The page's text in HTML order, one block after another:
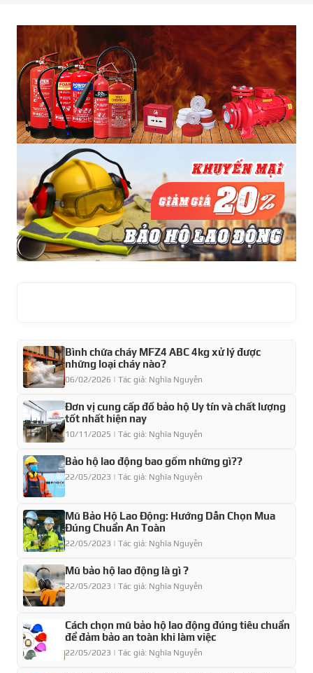
Bình chữa cháy MFZ4 ABC 4kg xử lý được
những loại cháy nào?
06/02/2026 | Tác giả: Nghĩa Nguyễn
Đơn vị cung cấp đồ bảo hộ Uy tín và chất lượng
tốt nhất hiện nay
10/11/2025 | Tác giả: Nghĩa Nguyễn
Bảo hộ lao động bao gồm những gì??
22/05/2023 | Tác giả: Nghĩa Nguyễn
Mũ Bảo Hộ Lao Động: Hướng Dẫn Chọn Mua
Đúng Chuẩn An Toàn
22/05/2023 | Tác giả: Nghĩa Nguyễn
Mũ bảo hộ lao động là gì ?
22/05/2023 | Tác giả: Nghĩa Nguyễn
Cách chọn mũ bảo hộ lao động đúng tiêu chuẩn
để đảm bảo an toàn khi làm việc
22/05/2023 | Tác giả: Nghĩa Nguyễn